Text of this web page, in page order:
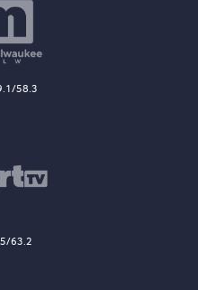
58.3
63.2